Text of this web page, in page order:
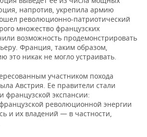
напротив, укрепила армию
революционно-патриотический
множество французских
возможность продемонстрировать
Франция, таким образом,
это никак не могло устраивать.
участником похода
Австрия. Ее правители стали
экспансии:
революционной энергии
и их владений — в частности,